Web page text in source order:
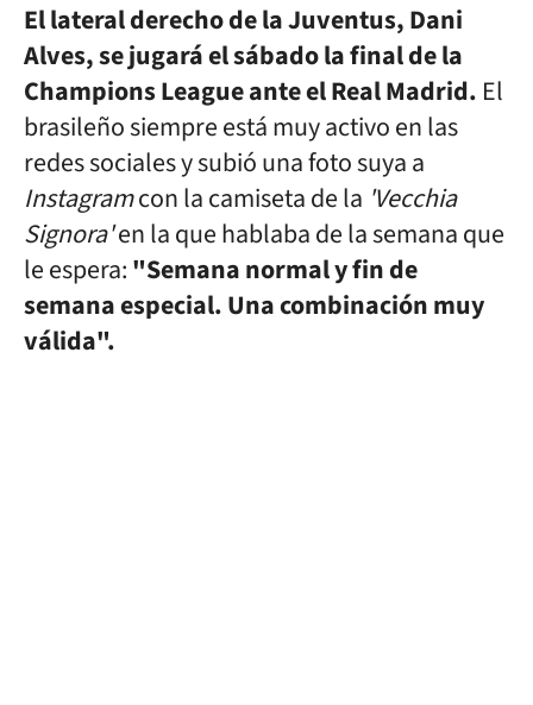
El lateral derecho de la Juventus, Dani
Alves, se jugará el sábado la final de la
Champions League ante el Real Madrid. El
brasileño siempre está muy activo en las
redes sociales y subió una foto suya a
Instagramcon la camiseta de la 'Vecchia
Signora'en la que hablaba de la semana que
le espera:"Semana normal y fin de
semana especial. Una combinación muy
válida".